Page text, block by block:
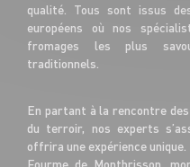
qualité. Tous sont issus
européens où nos
fromages les plus
traditionnels.
En partant à la rencontre
du terroir, nos experts
offrira une expérience
Fourme de Montbrisson,